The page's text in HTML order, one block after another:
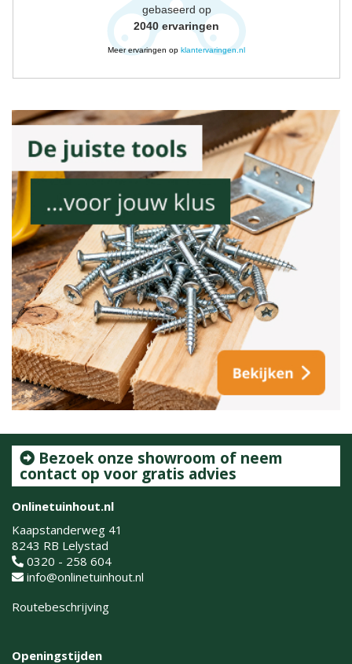
gebaseerd op
2040 ervaringen
Meer ervaringen op klantervaringen.nl
Bezoek onze showroom of neem
contact op voor gratis advies
Onlinetuinhout.nl
Kaapstanderweg 41
8243 RB Lelystad
0320 - 258 604
info@onlinetuinhout.nl
Routebeschrijving
Openingstijden